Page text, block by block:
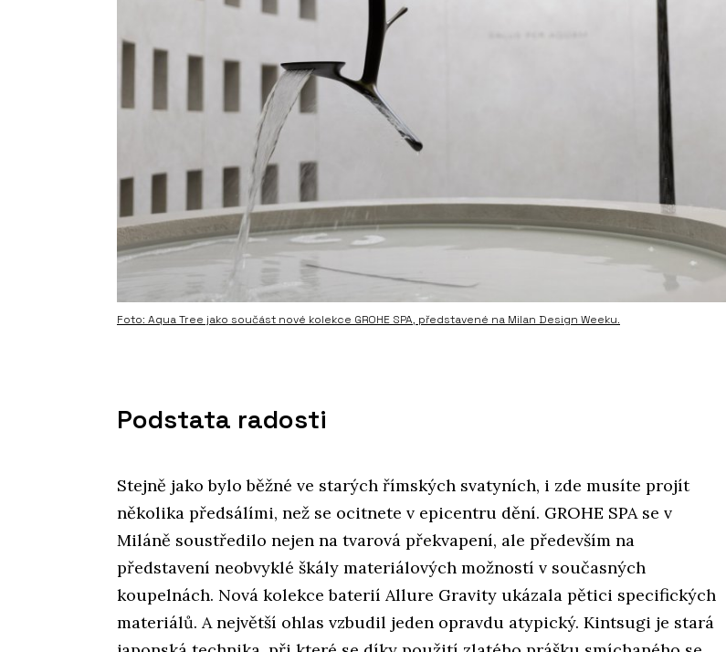
Foto: Aqua Tree jako součást nové kolekce GROHE SPA, představené na Milan Design Weeku.
Podstata radosti
Stejně jako bylo běžné ve starých římských svatyních, i zde musíte projít
několika předsálími, než se ocitnete v epicentru dění. GROHE SPA se v
Miláně soustředilo nejen na tvarová překvapení, ale především na
představení neobvyklé škály materiálových možností v současných
koupelnách. Nová kolekce baterií Allure Gravity ukázala pětici specifických
materiálů. A největší ohlas vzbudil jeden opravdu atypický. Kintsugi je stará